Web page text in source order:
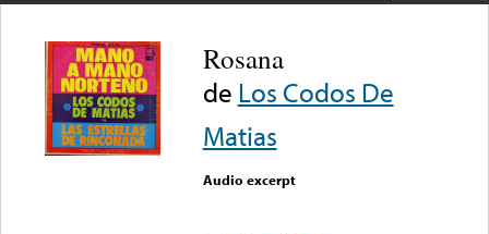
Rosana
de Los Codos De
Matias
Audio excerpt